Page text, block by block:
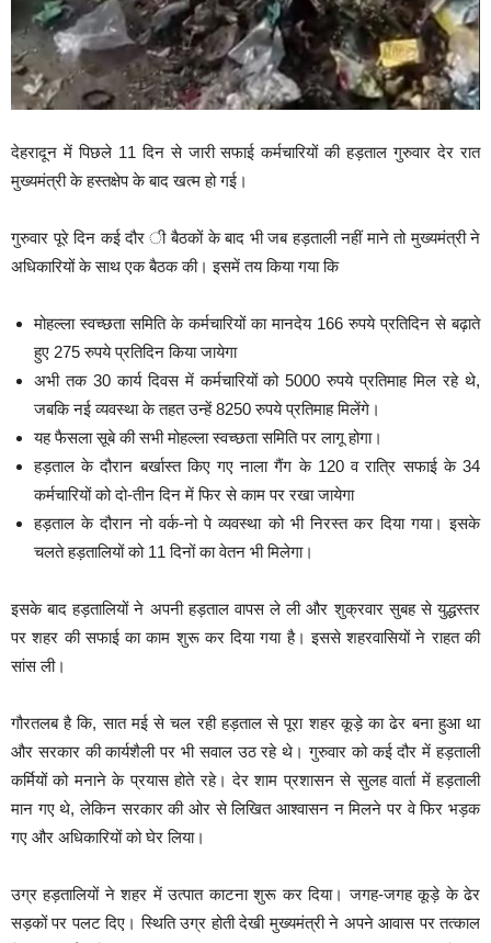
देहरादून में पिछले 11 दिन से जारी सफाई कर्मचारियों की हड़ताल गुरुवार देर रात
मुख्यमंत्री के हस्तक्षेप के बाद खत्म हो गई।
गुरुवार पूरे दिन कई दौर ी बैठकों के बाद भी जब हड़ताली नहीं माने तो मुख्यमंत्री ने
अधिकारियों के साथ एक बैठक की। इसमें तय किया गया कि
मोहल्ला स्वच्छता समिति के कर्मचारियों का मानदेय 166 रुपये प्रतिदिन से बढ़ाते
हुए 275 रुपये प्रतिदिन किया जायेगा
अभी तक 30 कार्य दिवस में कर्मचारियों को 5000 रुपये प्रतिमाह मिल रहे थे,
जबकि नई व्यवस्था के तहत उन्हें 8250 रुपये प्रतिमाह मिलेंगे।
यह फैसला सूबे की सभी मोहल्ला स्वच्छता समिति पर लागू होगा।
हड़ताल के दौरान बर्खास्त किए गए नाला गैंग के 120 व रात्रि सफाई के 34
कर्मचारियों को दो-तीन दिन में फिर से काम पर रखा जायेगा
हड़ताल के दौरान नो वर्क-नो पे व्यवस्था को भी निरस्त कर दिया गया। इसके
चलते हड़तालियों को 11 दिनों का वेतन भी मिलेगा।
इसके बाद हड़तालियों ने अपनी हड़ताल वापस ले ली और शुक्रवार सुबह से युद्धस्तर
पर शहर की सफाई का काम शुरू कर दिया गया है। इससे शहरवासियों ने राहत की
सांस ली।
गौरतलब है कि, सात मई से चल रही हड़ताल से पूरा शहर कूड़े का ढेर बना हुआ था
और सरकार की कार्यशैली पर भी सवाल उठ रहे थे। गुरुवार को कई दौर में हड़ताली
कर्मियों को मनाने के प्रयास होते रहे। देर शाम प्रशासन से सुलह वार्ता में हड़ताली
मान गए थे, लेकिन सरकार की ओर से लिखित आश्वासन न मिलने पर वे फिर भड़क
गए और अधिकारियों को घेर लिया।
उग्र हड़तालियों ने शहर में उत्पात काटना शुरू कर दिया। जगह-जगह कूड़े के ढेर
सड़कों पर पलट दिए। स्थिति उग्र होती देखी मुख्यमंत्री ने अपने आवास पर तत्काल